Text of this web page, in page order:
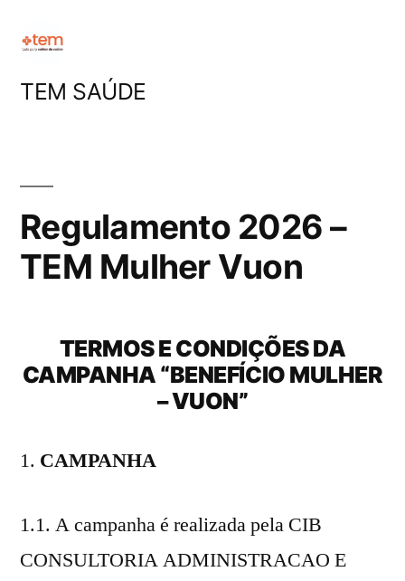
para
TEM SAÚDE
Regulamento 2026 –
TEM Mulher Vuon
TERMOS E CONDIÇÕES DA
CAMPANHA “BENEFÍCIO MULHER
– VUON”
CAMPANHA
1.1. A campanha é realizada pela CIB
CONSULTORIA ADMINISTRACAO E